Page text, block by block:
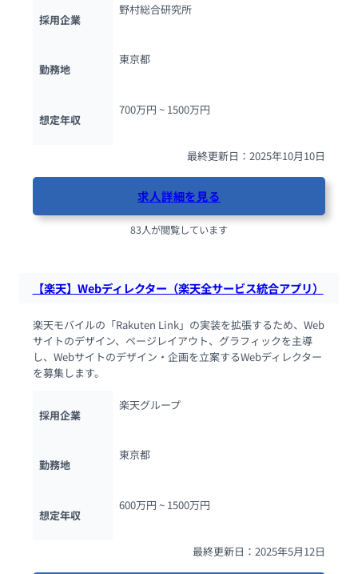
採用企業
野村総合研究所
勤務地
東京都
想定年収
700万円 ~ 1500万円
最終更新日：2025年10月10日
求人詳細を見る
83人が閲覧しています
【楽天】Webディレクター（楽天全サービス統合アプリ）
楽天モバイルの「Rakuten Link」の実装を拡張するため、Web
サイトのデザイン、ページレイアウト、グラフィックを主導
し、Webサイトのデザイン・企画を立案するWebディレクター
を募集します。
採用企業
楽天グループ
勤務地
東京都
想定年収
600万円 ~ 1500万円
最終更新日：2025年5月12日